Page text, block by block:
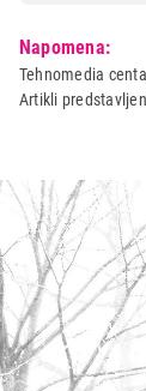
Naziv i
Uvoznik:
Napomena:
Tehnomedia
Artikli